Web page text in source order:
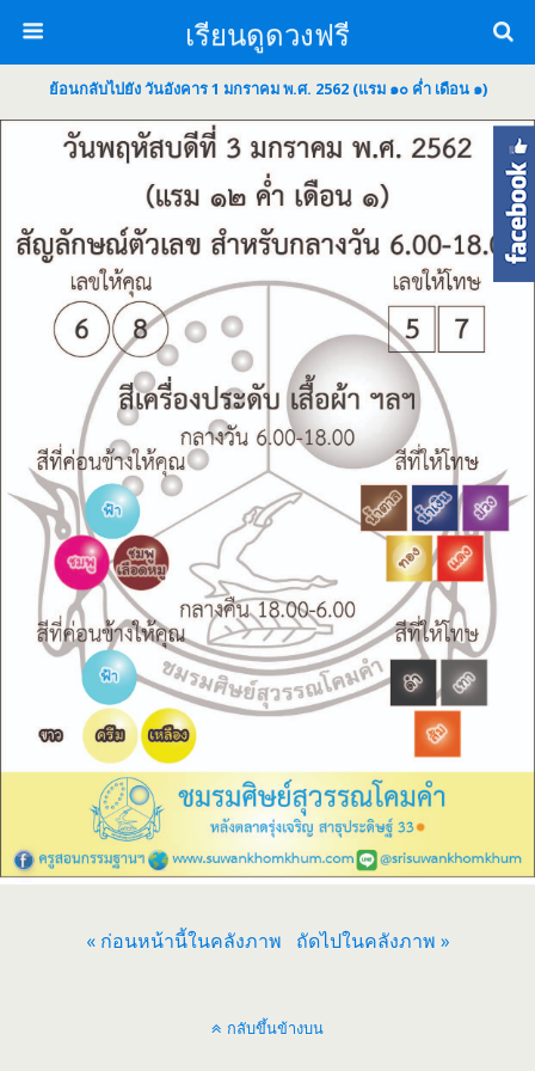
เรียนดูดวงฟรี
ย้อนกลับไปยัง วันอังคาร 1 มกราคม พ.ศ. 2562 (แรม ๑๐ ค่ำ เดือน ๑)
« ก่อนหน้านี้ในคลังภาพ ถัดไปในคลังภาพ »
กลับขึ้นข้างบน